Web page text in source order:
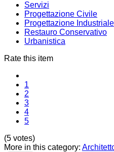
Servizi
Progettazione Civile
Progettazione Industriale
Restauro Conservativo
Urbanistica
Rate this item
1
2
3
4
5
(5 votes)
More in this category: